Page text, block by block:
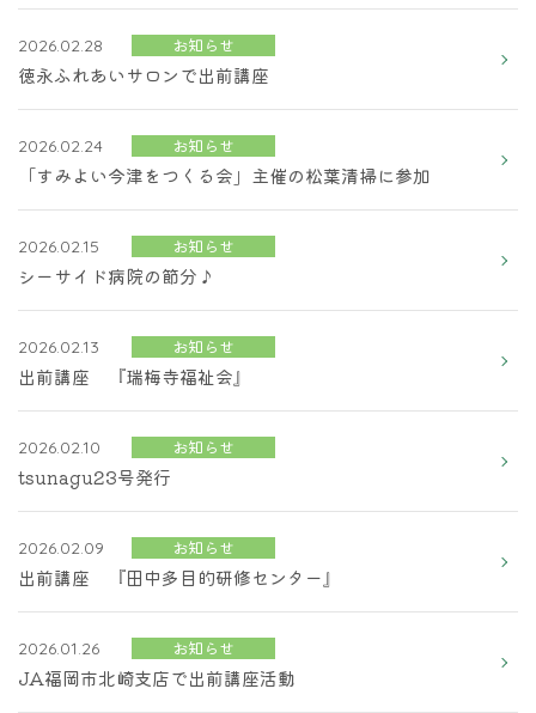
2026.02.28 お知らせ
徳永ふれあいサロンで出前講座
2026.02.24 お知らせ
「すみよい今津をつくる会」主催の松葉清掃に参加
2026.02.15 お知らせ
シーサイド病院の節分♪
2026.02.13 お知らせ
出前講座 『瑞梅寺福祉会』
2026.02.10 お知らせ
tsunagu23号発行
2026.02.09 お知らせ
出前講座 『田中多目的研修センター』
2026.01.26 お知らせ
JA福岡市北崎支店で出前講座活動